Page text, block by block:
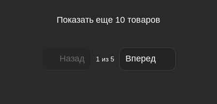
Показать еще 10 товаров
Назад 1 из 5 Вперед